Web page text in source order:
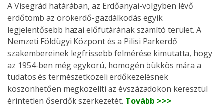
A Visegrád határában, az Erdőanyai-völgyben lévő
erdőtömb az örökerdő-gazdálkodás egyik
legjelentősebb hazai előfutárának számító terület. A
Nemzeti Földügyi Központ és a Pilisi Parkerdő
szakembereinek legfrissebb felmérése kimutatta, hogy
az 1954-ben még egykorú, homogén bükkös mára a
tudatos és természetközeli erdőkezelésnek
köszönhetően megközelíti az évszázadokon keresztül
érintetlen őserdők szerkezetét. Tovább >>>